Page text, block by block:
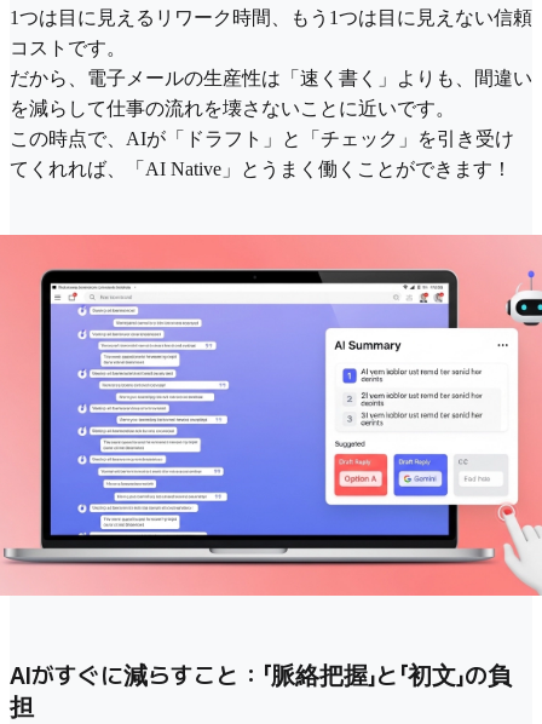
1つは目に見えるリワーク時間、もう1つは目に見えない信頼
コストです。
だから、電子メールの生産性は「速く書く」よりも、間違い
を減らして仕事の流れを壊さないことに近いです。
この時点で、AIが「ドラフト」と「チェック」を引き受け
てくれれば、「AI Native」とうまく働くことができます！
AIがすぐに減らすこと：「脈絡把握」と「初文」の負
担